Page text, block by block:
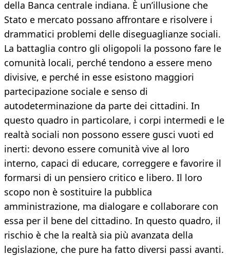
della Banca centrale indiana. È un’illusione che
Stato e mercato possano affrontare e risolvere i
drammatici problemi delle diseguaglianze sociali.
La battaglia contro gli oligopoli la possono fare le
comunità locali, perché tendono a essere meno
divisive, e perché in esse esistono maggiori
partecipazione sociale e senso di
autodeterminazione da parte dei cittadini. In
questo quadro in particolare, i corpi intermedi e le
realtà sociali non possono essere gusci vuoti ed
inerti: devono essere comunità vive al loro
interno, capaci di educare, correggere e favorire il
formarsi di un pensiero critico e libero. Il loro
scopo non è sostituire la pubblica
amministrazione, ma dialogare e collaborare con
essa per il bene del cittadino. In questo quadro, il
rischio è che la realtà sia più avanzata della
legislazione, che pure ha fatto diversi passi avanti.